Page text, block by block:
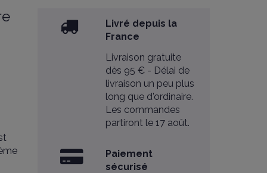
Livré depuis la
France
Livraison gratuite
dès 95 € - Délai de
livraison un peu plus
long que d'ordinaire.
Les commandes
partiront le 17 août.
Paiement
sécurisé